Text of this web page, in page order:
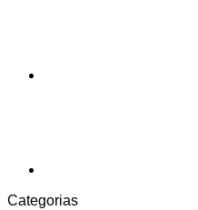
Categorias